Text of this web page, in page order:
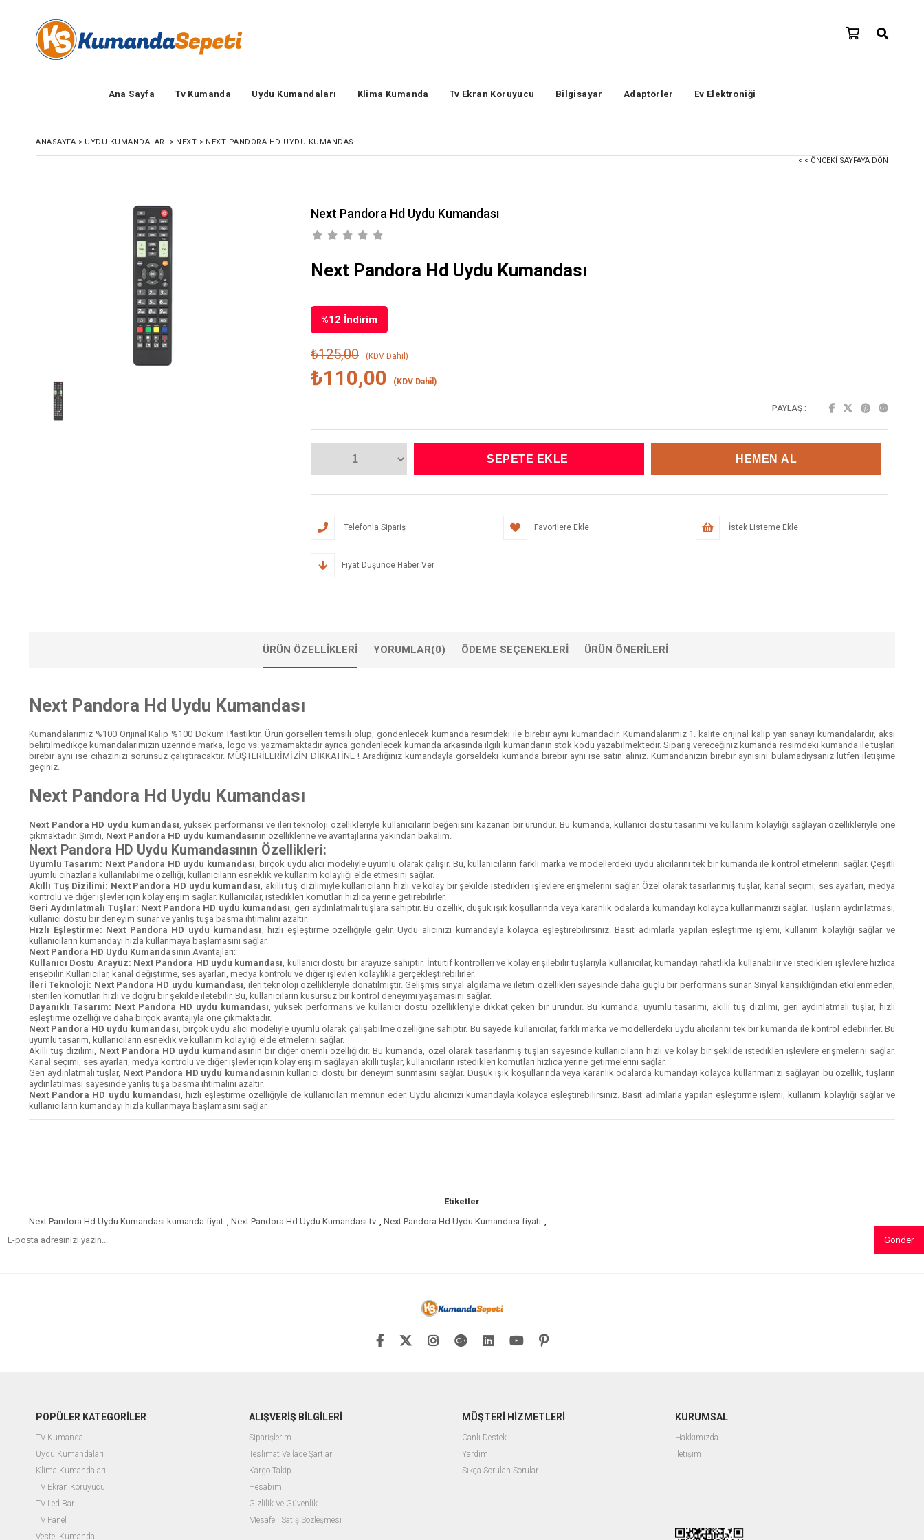
Ana Sayfa Tv Kumanda Uydu Kumandaları Klima Kumanda Tv Ekran Koruyucu Bilgisayar Adaptörler Ev Elektroniği
ANASAYFA > UYDU KUMANDALARI > NEXT > NEXT PANDORA HD UYDU KUMANDASI
< < ÖNCEKI SAYFAYA DÖN
Next Pandora Hd Uydu Kumandası
Next Pandora Hd Uydu Kumandası
%12 İndirim
₺125,00 (KDV Dahil)
₺110,00 (KDV Dahil)
PAYLAŞ :
Telefonla Sipariş Favorilere Ekle İstek Listeme Ekle
Fiyat Düşünce Haber Ver
ÜRÜN ÖZELLIKLERI YORUMLAR(0) ÖDEME SEÇENEKLERI ÜRÜN ÖNERILERI
Next Pandora Hd Uydu Kumandası
Kumandalarımız %100 Orijinal Kalıp %100 Döküm Plastiktir. Ürün görselleri temsili olup, gönderilecek kumanda resimdeki ile birebir aynı kumandadır. Kumandalarımız 1. kalite orijinal kalıp yan sanayi kumandalardır, aksi
belirtilmedikçe kumandalarımızın üzerinde marka, logo vs. yazmamaktadır ayrıca gönderilecek kumanda arkasında ilgili kumandanın stok kodu yazabilmektedir. Sipariş vereceğiniz kumanda resimdeki kumanda ile tuşları
birebir aynı ise cihazınızı sorunsuz çalıştıracaktır. MÜŞTERİLERİMİZİN DİKKATİNE ! Aradığınız kumandayla görseldeki kumanda birebir aynı ise satın alınız. Kumandanızın birebir aynısını bulamadıysanız lütfen iletişime
geçiniz.
Next Pandora Hd Uydu Kumandası
Next Pandora HD uydu kumandası , yüksek performansı ve ileri teknoloji özellikleriyle kullanıcıların beğenisini kazanan bir üründür. Bu kumanda, kullanıcı dostu tasarımı ve kullanım kolaylığı sağlayan özellikleriyle öne
çıkmaktadır. Şimdi, Next Pandora HD uydu kumandasının özelliklerine ve avantajlarına yakından bakalım.
Next Pandora HD Uydu Kumandasının Özellikleri:
Uyumlu Tasarım: Next Pandora HD uydu kumandası , birçok uydu alıcı modeliyle uyumlu olarak çalışır. Bu, kullanıcıların farklı marka ve modellerdeki uydu alıcılarını tek bir kumanda ile kontrol etmelerini sağlar. Çeşitli
uyumlu cihazlarla kullanılabilme özelliği, kullanıcıların esneklik ve kullanım kolaylığı elde etmesini sağlar.
Akıllı Tuş Dizilimi: Next Pandora HD uydu kumandası , akıllı tuş dizilimiyle kullanıcıların hızlı ve kolay bir şekilde istedikleri işlevlere erişmelerini sağlar. Özel olarak tasarlanmış tuşlar, kanal seçimi, ses ayarları, medya
kontrolü ve diğer işlevler için kolay erişim sağlar. Kullanıcılar, istedikleri komutları hızlıca yerine getirebilirler.
Geri Aydınlatmalı Tuşlar: Next Pandora HD uydu kumandası , geri aydınlatmalı tuşlara sahiptir. Bu özellik, düşük ışık koşullarında veya karanlık odalarda kumandayı kolayca kullanmanızı sağlar. Tuşların aydınlatması,
kullanıcı dostu bir deneyim sunar ve yanlış tuşa basma ihtimalini azaltır.
Hızlı Eşleştirme: Next Pandora HD uydu kumandası , hızlı eşleştirme özelliğiyle gelir. Uydu alıcınızı kumandayla kolayca eşleştirebilirsiniz. Basit adımlarla yapılan eşleştirme işlemi, kullanım kolaylığı sağlar ve
kullanıcıların kumandayı hızla kullanmaya başlamasını sağlar.
Next Pandora HD Uydu Kumandasının Avantajları:
Kullanıcı Dostu Arayüz: Next Pandora HD uydu kumandası , kullanıcı dostu bir arayüze sahiptir. İntuitif kontrolleri ve kolay erişilebilir tuşlarıyla kullanıcılar, kumandayı rahatlıkla kullanabilir ve istedikleri işlevlere hızlıca
erişebilir. Kullanıcılar, kanal değiştirme, ses ayarları, medya kontrolü ve diğer işlevleri kolaylıkla gerçekleştirebilirler.
İleri Teknoloji: Next Pandora HD uydu kumandası , ileri teknoloji özellikleriyle donatılmıştır. Gelişmiş sinyal algılama ve iletim özellikleri sayesinde daha güçlü bir performans sunar. Sinyal karışıklığından etkilenmeden,
istenilen komutları hızlı ve doğru bir şekilde iletebilir. Bu, kullanıcıların kusursuz bir kontrol deneyimi yaşamasını sağlar.
Dayanıklı Tasarım: Next Pandora HD uydu kumandası , yüksek performans ve kullanıcı dostu özellikleriyle dikkat çeken bir üründür. Bu kumanda, uyumlu tasarımı, akıllı tuş dizilimi, geri aydınlatmalı tuşlar, hızlı
eşleştirme özelliği ve daha birçok avantajıyla öne çıkmaktadır.
Next Pandora HD uydu kumandası , birçok uydu alıcı modeliyle uyumlu olarak çalışabilme özelliğine sahiptir. Bu sayede kullanıcılar, farklı marka ve modellerdeki uydu alıcılarını tek bir kumanda ile kontrol edebilirler. Bu
uyumlu tasarım, kullanıcıların esneklik ve kullanım kolaylığı elde etmelerini sağlar.
Akıllı tuş dizilimi, Next Pandora HD uydu kumandasının bir diğer önemli özelliğidir. Bu kumanda, özel olarak tasarlanmış tuşları sayesinde kullanıcıların hızlı ve kolay bir şekilde istedikleri işlevlere erişmelerini sağlar.
Kanal seçimi, ses ayarları, medya kontrolü ve diğer işlevler için kolay erişim sağlayan akıllı tuşlar, kullanıcıların istedikleri komutları hızlıca yerine getirmelerini sağlar.
Geri aydınlatmalı tuşlar, Next Pandora HD uydu kumandasının kullanıcı dostu bir deneyim sunmasını sağlar. Düşük ışık koşullarında veya karanlık odalarda kumandayı kolayca kullanmanızı sağlayan bu özellik, tuşların
aydınlatılması sayesinde yanlış tuşa basma ihtimalini azaltır.
Next Pandora HD uydu kumandası , hızlı eşleştirme özelliğiyle de kullanıcıları memnun eder. Uydu alıcınızı kumandayla kolayca eşleştirebilirsiniz. Basit adımlarla yapılan eşleştirme işlemi, kullanım kolaylığı sağlar ve
kullanıcıların kumandayı hızla kullanmaya başlamasını sağlar.
Etiketler
Next Pandora Hd Uydu Kumandası kumanda fiyat
Next Pandora Hd Uydu Kumandası tv Next Pandora Hd Uydu Kumandası fiyatı
Gönder
POPÜLER KATEGORİLER
TV Kumanda
Uydu Kumandaları
Klima Kumandaları
TV Ekran Koruyucu
TV Led Bar
TV Panel
Vestel Kumanda
ALIŞVERİŞ BİLGİLERİ
Siparişlerim
Teslimat Ve İade Şartları
Kargo Takip
Hesabım
Gizlilik Ve Güvenlik
Mesafeli Satış Sözleşmesi
MÜŞTERİ HİZMETLERİ
Canlı Destek
Yardım
Sıkça Sorulan Sorular
KURUMSAL
Hakkımızda
İletişim